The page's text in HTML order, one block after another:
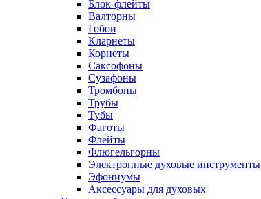
Блок-флейты
Валторны
Гобои
Кларнеты
Корнеты
Саксофоны
Сузафоны
Тромбоны
Трубы
Тубы
Фаготы
Флейты
Флюгельгорны
Электронные духовые инструменты
Эфониумы
Аксессуары для духовых